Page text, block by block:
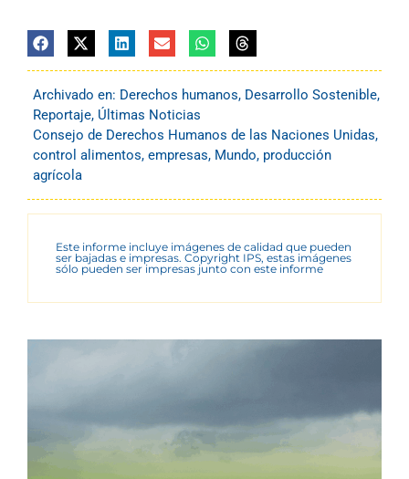
Archivado en: Derechos humanos, Desarrollo Sostenible,
Reportaje, Últimas Noticias
Consejo de Derechos Humanos de las Naciones Unidas,
control alimentos, empresas, Mundo, producción
agrícola
Este informe incluye imágenes de calidad que pueden
ser bajadas e impresas. Copyright IPS, estas imágenes
sólo pueden ser impresas junto con este informe